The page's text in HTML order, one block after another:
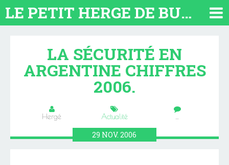
LE PETIT HERGE DE BUENOS AIRES 2026. TOUT SUR L'ARGENTINE
LA SÉCURITÉ EN
ARGENTINE CHIFFRES
2006.
Hergé Actualité …
29 NOV.2006